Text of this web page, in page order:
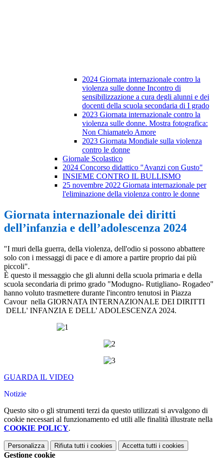
2024 Giornata internazionale contro la
violenza sulle donne Incontro di
sensibilizzazione a cura degli alunni e dei
docenti della scuola secondaria di I grado
2023 Giornata internazionale contro la
violenza sulle donne. Mostra fotografica:
Non Chiamatelo Amore
2023 Giornata Mondiale sulla violenza
contro le donne
Giornale Scolastico
2024 Concorso didattico "Avanzi con Gusto"
INSIEME CONTRO IL BULLISMO
25 novembre 2022 Giornata internazionale per
l'eliminazione della violenza contro le donne
Giornata internazionale dei diritti
dell’infanzia e dell’adolescenza 2024
"I muri della guerra, della violenza, dell'odio si possono abbattere
solo con i messaggi di pace e di amore a partire proprio dai più
piccoli".
È questo il messaggio che gli alunni della scuola primaria e della
scuola secondaria di primo grado "Modugno- Rutigliano- Rogadeo"
hanno voluto trasmettere durante l'incontro tenutosi in Piazza
Cavour nella GIORNATA INTERNAZIONALE DEI DIRITTI
DELL' INFANZIA E DELL' ADOLESCENZA 2024.
GUARDA IL VIDEO
Notizie
Questo sito o gli strumenti terzi da questo utilizzati si avvalgono di
cookie necessari al funzionamento ed utili alle finalità illustrate nella
COOKIE POLICY.
Personalizza Rifiuta tutti i cookies Accetta tutti i cookies
Gestione cookie